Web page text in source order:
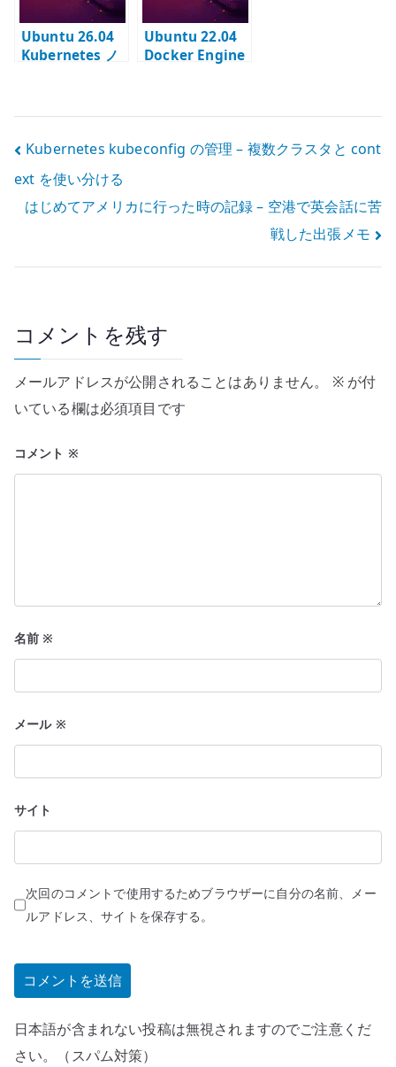
Ubuntu 26.04
Kubernetes ノ
kubeadm と
を構成する
Ubuntu 22.04
Docker Engine
ッケージでコン
構築する
投
稿
ナ
ビ
ー
シ
ョ
ン
Kubernetes kubeconfig の管理 – 複数クラスタと cont
ext を使い分ける
はじめてアメリカに行った時の記録 – 空港で英会話に苦
戦した出張メモ
コメントを残す
メールアドレスが公開されることはありません。 ※が付
いている欄は必須項目です
コメント ※
名前※
メール ※
サイト
次回のコメントで使用するためブラウザーに自分の名前、メー
ルアドレス、サイトを保存する。
日本語が含まれない投稿は無視されますのでご注意くだ
さい。（スパム対策）